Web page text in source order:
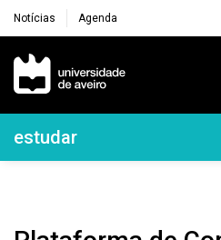
Notícias Agenda
Navegação Principal
Navegação Lateral
estudar